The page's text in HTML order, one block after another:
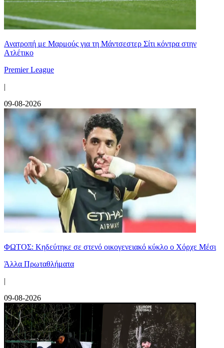
Ανατροπή με Μαρμούς για τη Μάντσεστερ Σίτι κόντρα στην
Ατλέτικο
Premier League
|
09-08-2026
ΦΩΤΟΣ: Κηδεύτηκε σε στενό οικογενειακό κύκλο ο Χόρχε Μέσι
Άλλα Πρωταθλήματα
|
09-08-2026